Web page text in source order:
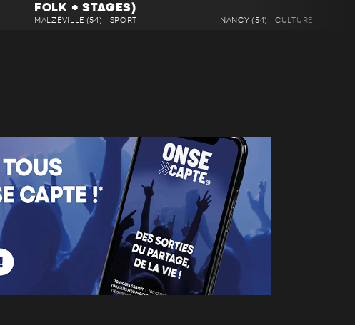
FOLK + STAGES)
MALZÉVILLE (54) • SPORT NANCY (54) • CULTURE